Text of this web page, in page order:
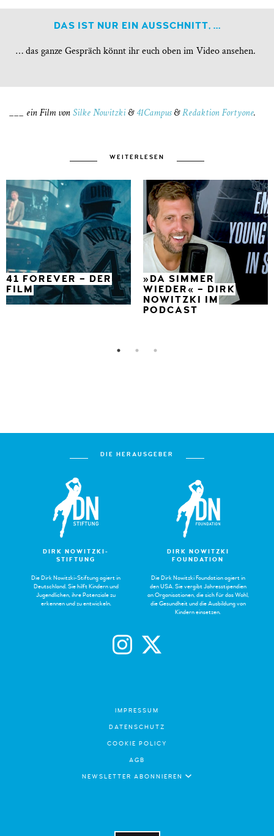
DAS IST NUR EIN AUSSCHNITT, …
… das ganze Gespräch könnt ihr euch oben im Video ansehen.
___ ein Film vonSilke Nowitzki &41Campus&Redaktion Fortyone.
WEITERLESEN
41 FOREVER – DER
FILM
»DA SIMMER
WIEDER« – DIRK
NOWITZKI IM
PODCAST
DIE HERAUSGEBER
DIRK NOWITZKI-
STIFTUNG
Die Dirk Nowitzki-Stiftung agiert in
Deutschland. Sie hilft Kindern und
Jugendlichen, ihre Potenziale zu
erkennen und zu entwickeln.
DIRK NOWITZKI
FOUNDATION
Die Dirk Nowitzki Foundation agiert in
den USA. Sie vergibt Jahresstipendien
an Organisationen, die sich für das Wohl,
die Gesundheit und die Ausbildung von
Kindern einsetzen.
IMPRESSUM
DATENSCHUTZ
COOKIE POLICY
AGB
NEWSLETTER ABONNIEREN